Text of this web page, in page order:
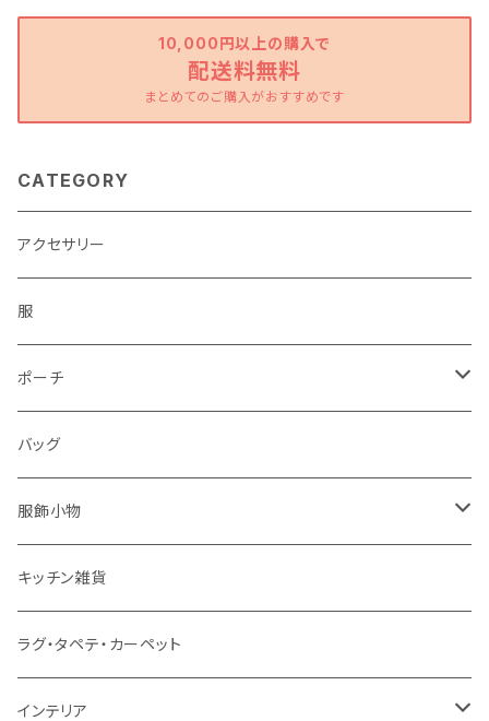
10,000円以上の購入で
配送料無料
まとめてのご購入がおすすめです
CATEGORY
アクセサリー
服
ポーチ
パソコンケース
バッグ
服飾小物
ストール
ベルト
キーホルダー
キッチン雑貨
ラグ・タペテ・カーペット
インテリア